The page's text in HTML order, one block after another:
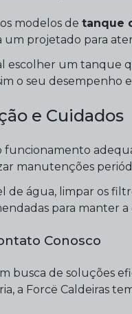
modelos de tanque
um projetado para
escolher um tanque
o seu desempenho
e Cuidados
funcionamento
manutenções
de água, limpar os
para manter
Conosco
busca de soluções
a Forcë Caldeiras